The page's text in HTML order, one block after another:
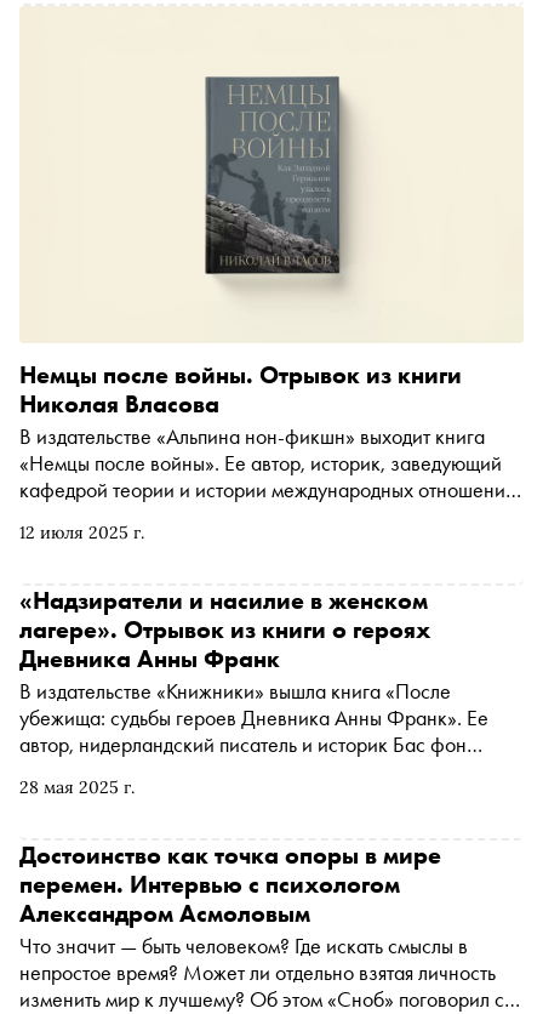
использовались в политической борьбе. «Сноб»
12 июля 2025 г.
Немцы после войны. Отрывок из книги
Николая Власова
В издательстве «Альпина нон-фикшн» выходит книга
«Немцы после войны». Ее автор, историк, заведующий
кафедрой теории и истории международных отношений
представляло немецкое общество сразу после
менялось. «Сноб» публикует отрывок
28 мая 2025 г.
«Надзиратели и насилие в женском
лагере». Отрывок из книги о героях
Дневника Анны Франк
В издательстве «Книжники» вышла книга «После
убежища: судьбы героев Дневника Анны Франк». Ее
автор, нидерландский писатель и историк Бас фон
в тайном жилище вместе с Анной Франк и не пережил
хронологию событий после 1 августа 1944 года —
именно на этой дате, из-за ареста всех обитателей
убежища, обрывается дневник Анны Франк. «Сноб»
публикует отрывок
Достоинство как точка опоры в мире
перемен. Интервью с психологом
Александром Асмоловым
Что значит — быть человеком? Где искать смыслы в
непростое время? Может ли отдельно взятая личность
изменить мир к лучшему? Об этом «Сноб» поговорил с